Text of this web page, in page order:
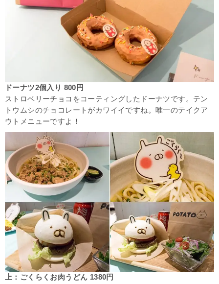
ドーナツ2個入り 800円
ストロベリーチョコをコーティングしたドーナツです。テン
トウムシのチョコレートがカワイイですね。唯一のテイクア
ウトメニューですよ！
上：ごくらくお肉うどん 1380円